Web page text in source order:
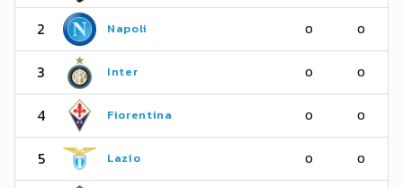
2 Napoli 0 0
3 Inter 0 0
4 Fiorentina 0 0
5 Lazio 0 0